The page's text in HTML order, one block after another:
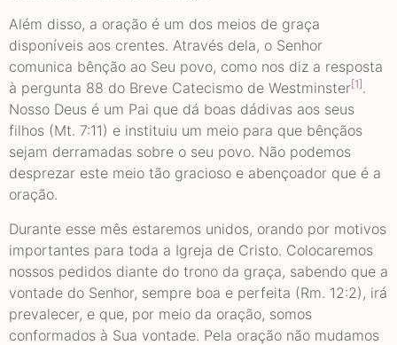
Além disso, a oração é um dos meios de graça
disponíveis aos crentes. Através dela, o Senhor
comunica bênção ao Seu povo, como nos diz a resposta
à pergunta 88 do Breve Catecismo de Westminster[1].
Nosso Deus é um Pai que dá boas dádivas aos seus
filhos (Mt. 7:11) e instituiu um meio para que bênçãos
sejam derramadas sobre o seu povo. Não podemos
desprezar este meio tão gracioso e abençoador que é a
oração.
Durante esse mês estaremos unidos, orando por motivos
importantes para toda a Igreja de Cristo. Colocaremos
nossos pedidos diante do trono da graça, sabendo que a
vontade do Senhor, sempre boa e perfeita (Rm. 12:2), irá
prevalecer, e que, por meio da oração, somos
conformados à Sua vontade. Pela oração não mudamos